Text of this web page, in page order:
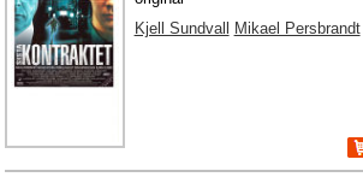
Kjell Sundvall
Mikael Persbrandt